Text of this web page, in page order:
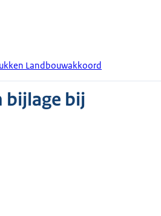
Landbouwakkoord
bijlage bij